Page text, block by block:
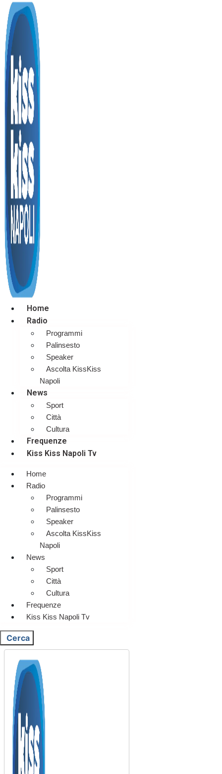
Home
Radio
Programmi
Palinsesto
Speaker
Ascolta KissKiss
Napoli
News
Sport
Città
Cultura
Frequenze
Kiss Kiss Napoli Tv
Home
Radio
Programmi
Palinsesto
Speaker
Ascolta KissKiss
Napoli
News
Sport
Città
Cultura
Frequenze
Kiss Kiss Napoli Tv
Cerca